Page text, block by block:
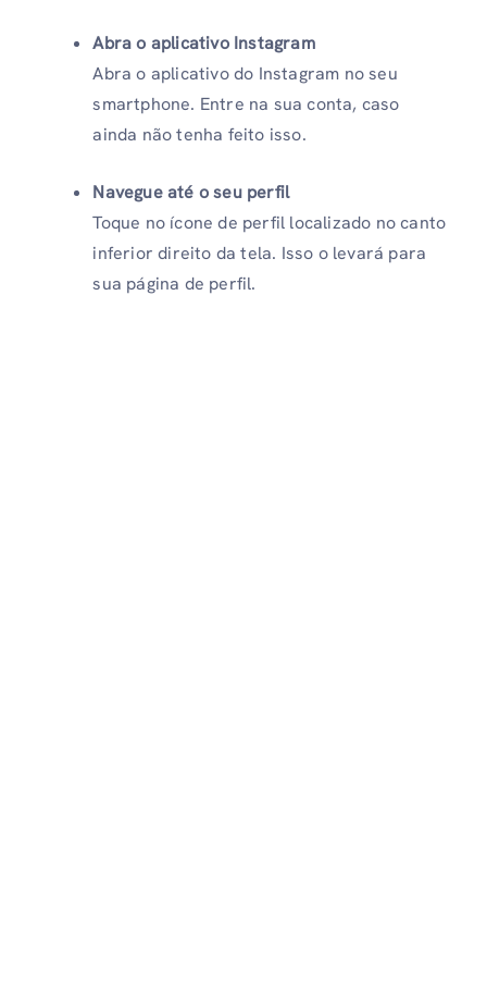
Abra o aplicativo Instagram
Abra o aplicativo do Instagram no seu
smartphone. Entre na sua conta, caso
ainda não tenha feito isso.
Navegue até o seu perfil
Toque no ícone de perfil localizado no canto
inferior direito da tela. Isso o levará para
sua página de perfil.